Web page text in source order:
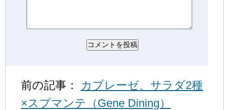
前の記事： カプレーゼ、サラダ2種
×スプマンテ（Gene Dining）